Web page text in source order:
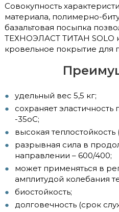
Совокупность
материала, полимерно-
базальтовая посыпка
ТЕХНОЭЛАСТ ТИТАН SOLO
кровельное покрытие для
удельный вес 5,5 кг;
сохраняет
-35оС;
высокая теплостойкость
разрывная сила в
направлении – 600/400;
может применяться в
амплитудой колебания
биостойкость;
долговечность (срок